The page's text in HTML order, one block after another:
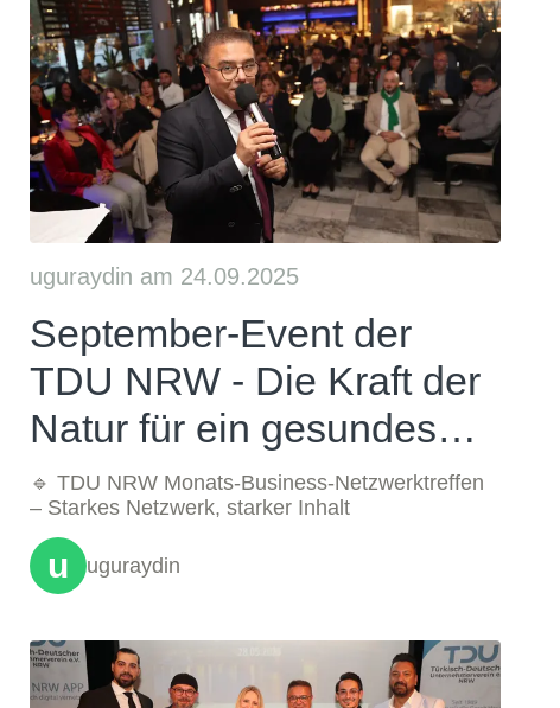
uguraydin am 24.09.2025
September-Event der
TDU NRW - Die Kraft der
Natur für ein gesundes
Leben –
🔹 TDU NRW Monats-Business-Netzwerktreffen
– Starkes Netzwerk, starker Inhalt
u uguraydin